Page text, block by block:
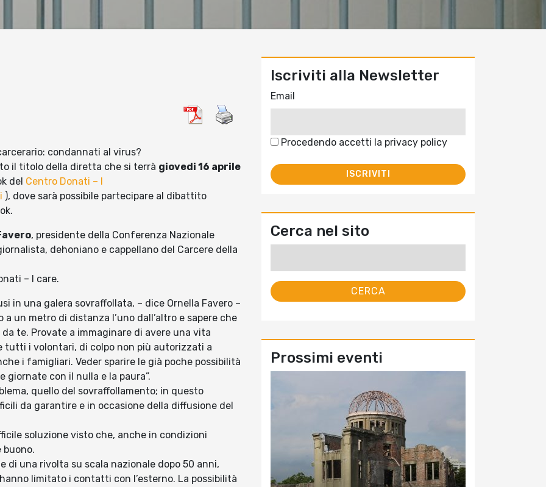
condannati al virus?
il titolo della diretta che si terrà giovedi 16 aprile
del Centro Donati – I
), dove sarà possibile partecipare al dibattito
, presidente della Conferenza Nazionale
dehoniano e cappellano del Carcere della
– I care.
in una galera sovraffollata, – dice Ornella Favero –
un metro di distanza l’uno dall’altro e sapere che
te. Provate a immaginare di avere una vita
tutti i volontari, di colpo non più autorizzati a
i famigliari. Veder sparire le già poche possibilità
con il nulla e la paura”.
quello del sovraffollamento; in questo
da garantire e in occasione della diffusione del
soluzione visto che, anche in condizioni
di una rivolta su scala nazionale dopo 50 anni,
limitato i contatti con l’esterno. La possibilità
Iscriviti alla Newsletter
Email
Procedendo accetti la privacy policy
Cerca nel sito
Prossimi eventi